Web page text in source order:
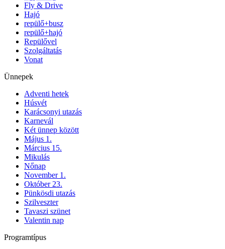
Fly & Drive
Hajó
repülő+busz
repülő+hajó
Repülővel
Szolgáltatás
Vonat
Ünnepek
Adventi hetek
Húsvét
Karácsonyi utazás
Karnevál
Két ünnep között
Május 1.
Március 15.
Mikulás
Nőnap
November 1.
Október 23.
Pünkösdi utazás
Szilveszter
Tavaszi szünet
Valentin nap
Programtípus